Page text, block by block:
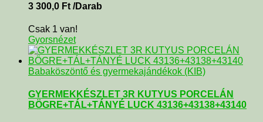
3 300,0 Ft /Darab
Csak 1 van!
Gyorsnézet
Babaköszöntő és gyermekajándékok (KIB)
GYERMEKKÉSZLET 3R KUTYUS PORCELÁN
BÖGRE+TÁL+TÁNYÉ LUCK 43136+43138+43140